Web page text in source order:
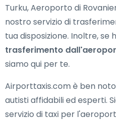
Turku, Aeroporto di
nostro servizio di
tua disposizione. Inoltre, se
trasferimento
siamo qui per te.
Airporttaxis.com è ben
autisti affidabili ed esperti.
servizio di taxi per